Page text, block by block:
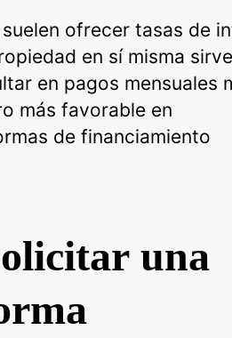
ofrecer tasas de
en sí misma
en pagos mensuales
más favorable en
de financiamiento
una